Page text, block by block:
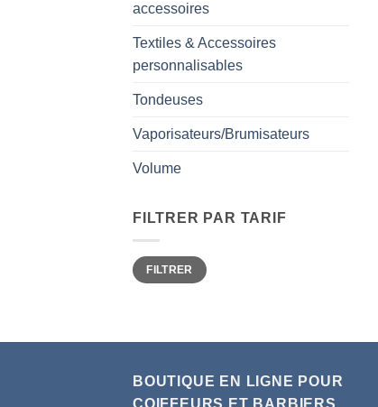
accessoires
Textiles & Accessoires
personnalisables
Tondeuses
Vaporisateurs/Brumisateurs
Volume
FILTRER PAR TARIF
Prix
min
Prix
maxFILTRER
BOUTIQUE EN LIGNE POUR